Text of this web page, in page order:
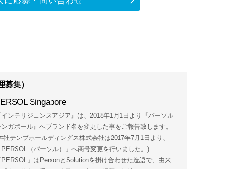
募集）
Singapore
インテリジェンスアジア』は、2018年1月1日より『パーソル
ンガポール』へブランド名を変更した事をご報告致します。
社テンプホールディングス株式会社は2017年7月1日より、
PERSOL（パーソル）」へ商号変更を行いました。)
PERSOL』はPersonとSolutionを掛け合わせた造語で、由来